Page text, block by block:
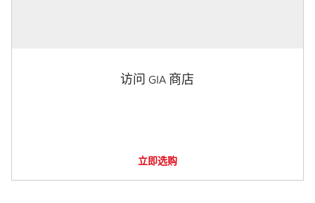
访问 GIA 商店
立即选购